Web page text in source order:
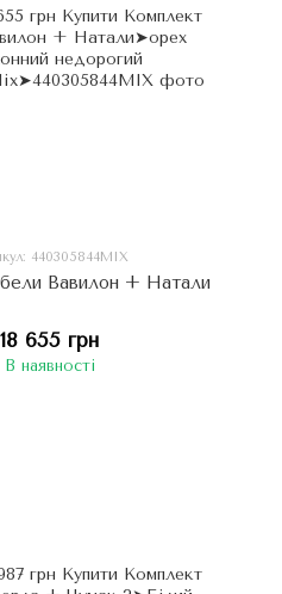
440305844МIX
Вавилон + Натали
18 655 грн
В наявності